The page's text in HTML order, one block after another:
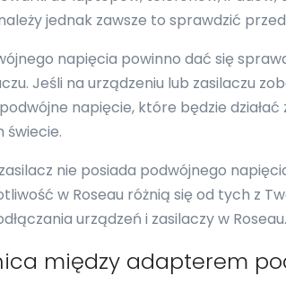
jednak zawsze to sprawdzić
napięcia powinno dać się
Jeśli na urządzeniu lub zasilaczu
napięcie, które będzie
świecie.
nie posiada podwójnego
w Roseau różnią się od tych z
urządzeń i zasilaczy w Roseau.
między adapterem